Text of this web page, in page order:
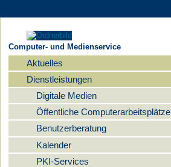
Computer- und Medienservice
Navigation
Aktuelles
Dienstleistungen
Digitale Medien
Öffentliche Computerarbeitsplätze
Benutzerberatung
Kalender
PKI-Services